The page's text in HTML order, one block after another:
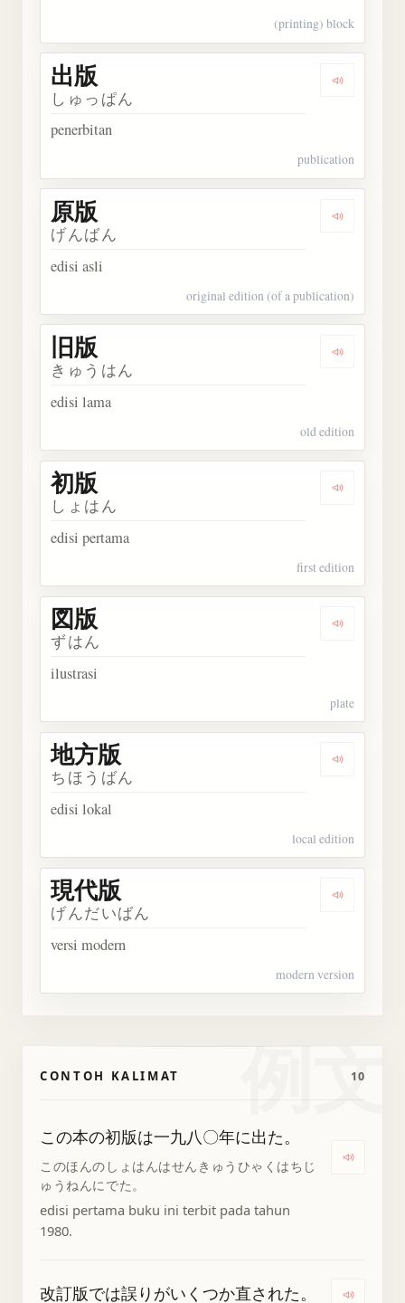
(printing) block
Dengarkan
出版
しゅっぱん
penerbitan
publication
Dengarkan
原版
げんばん
edisi asli
original edition (of a publication)
Dengarkan
旧版
きゅうはん
edisi lama
old edition
Dengarkan
初版
しょはん
edisi pertama
first edition
Dengarkan
図版
ずはん
ilustrasi
plate
地方版
ちほうばん
edisi lokal
local edition
現代版
げんだいばん
versi modern
modern version
例文
CONTOH KALIMAT 10
この本の初版は一九八〇年に出た。
このほんのしょはんはせんきゅうひゃくはちじ
ゅうねんにでた。
edisi pertama buku ini terbit pada tahun
1980.
改訂版では誤りがいくつか直された。